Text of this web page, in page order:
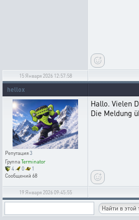
15 Января 2026 12:57:58
hellox
Репутация3
ГруппаTerminator
4
0
1
Сообщений 68
Hallo. Vielen
Die Meldung
19 Января 2026 09:45:55